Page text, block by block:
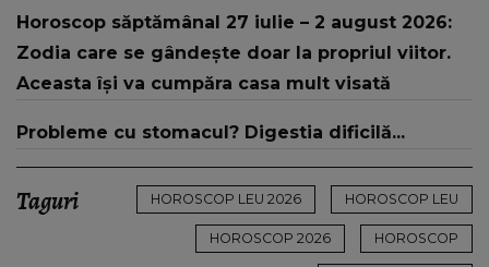
„Tinerețe rebelă”
Horoscop săptămânal 27 iulie – 2 august 2026:
Zodia care se gândește doar la propriul viitor.
Aceasta își va cumpăra casa mult visată
Probleme cu stomacul? Digestia dificilă...
Taguri HOROSCOP LEU 2026 HOROSCOP LEU
HOROSCOP 2026 HOROSCOP